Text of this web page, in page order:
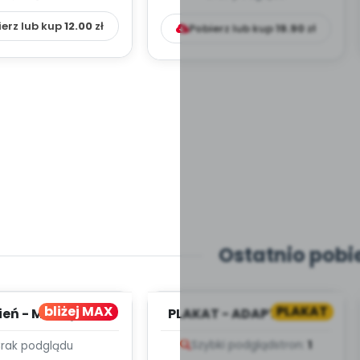
lub kup12.00zł Pobierz lub kup19.90zł
Ostatnio
bliżej MAX
- MIESIĘCZNY
–
podglądu
PLAKAT
PLAKAT - ADAPTACJA -
Szybki podglądstron: 1